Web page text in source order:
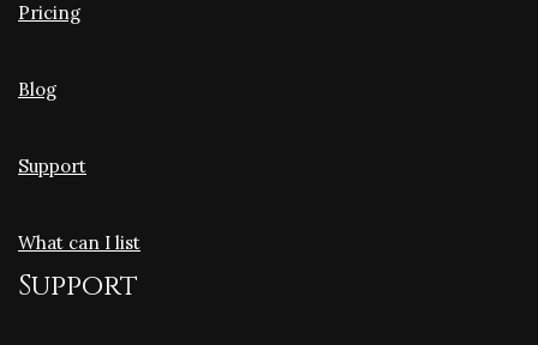
Pricing
Blog
Support
What can I list
Support